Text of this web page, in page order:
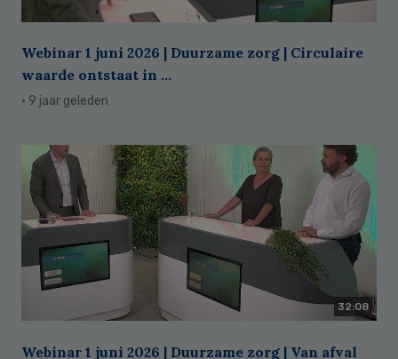
Webinar 1 juni 2026 | Duurzame zorg | Circulaire
waarde ontstaat in ...
· 9 jaar geleden
32:08
Webinar 1 juni 2026 | Duurzame zorg | Van afval